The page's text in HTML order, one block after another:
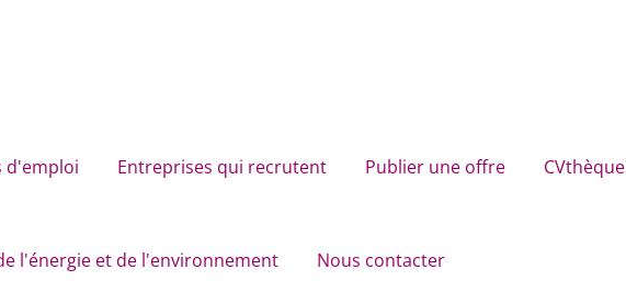
d'emploi Entreprises qui recrutent Publier une offre CVthèque
l'énergie et de l'environnement Nous contacter